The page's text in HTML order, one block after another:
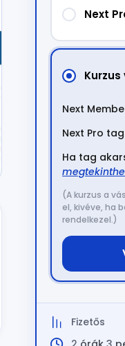
Next
Next
Next Pro
Ha tag
(A kurzus a
el, kivéve, ha
rendelkezel.)
Fizetős